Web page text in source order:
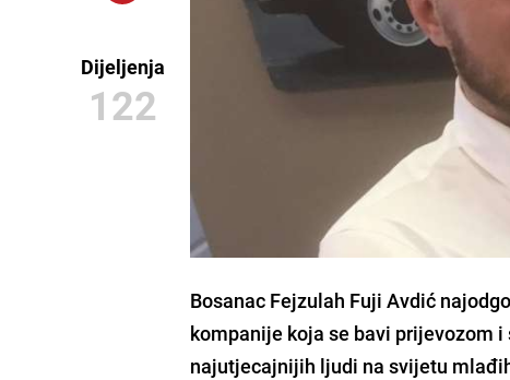
Dijeljenja
122
Bosanac Fejzulah Fuji Avdić
kompanije koja se bavi prijevozom
najutjecajnijih ljudi na svijetu